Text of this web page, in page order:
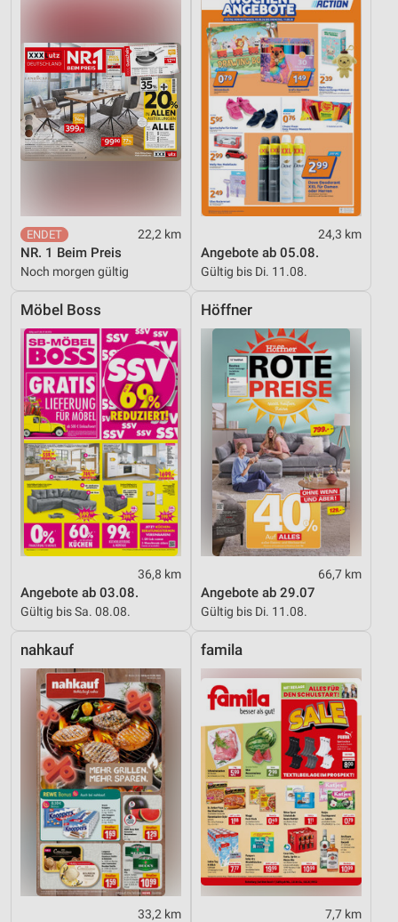
22,2 km
NR. 1 Beim Preis
Noch morgen gültig
24,3 km
Angebote ab 05.08.
Gültig bis Di. 11.08.
Möbel Boss
36,8 km
Angebote ab 03.08.
Gültig bis Sa. 08.08.
Höffner
66,7 km
Angebote ab 29.07
Gültig bis Di. 11.08.
nahkauf
33,2 km
famila
7,7 km